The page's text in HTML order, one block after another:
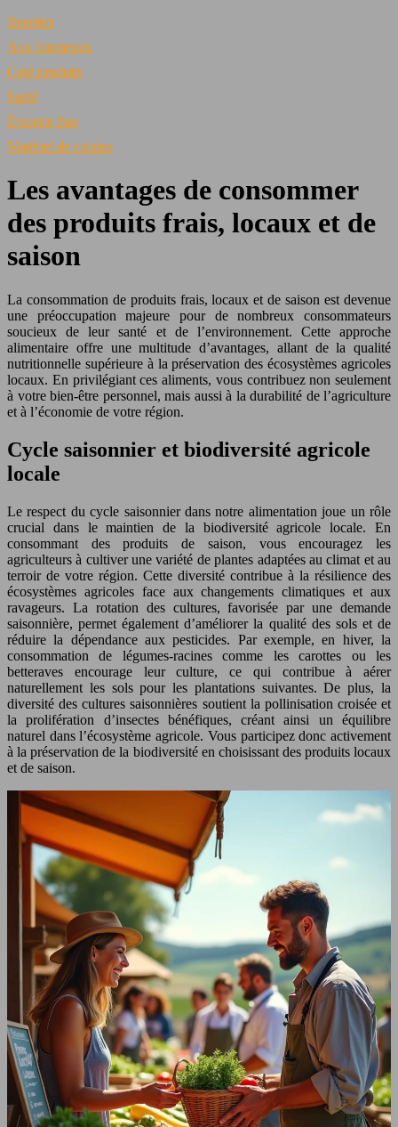
Recettes
Aux fourneaux
Coté produits
Santé
Épicerie fine
Matériel de cuisine
Les avantages de consommer
des produits frais, locaux et de
saison
La consommation de produits frais, locaux et de saison est devenue
une préoccupation majeure pour de nombreux consommateurs
soucieux de leur santé et de l’environnement. Cette approche
alimentaire offre une multitude d’avantages, allant de la qualité
nutritionnelle supérieure à la préservation des écosystèmes agricoles
locaux. En privilégiant ces aliments, vous contribuez non seulement
à votre bien-être personnel, mais aussi à la durabilité de l’agriculture
et à l’économie de votre région.
Cycle saisonnier et biodiversité agricole
locale
Le respect du cycle saisonnier dans notre alimentation joue un rôle
crucial dans le maintien de la biodiversité agricole locale. En
consommant des produits de saison, vous encouragez les
agriculteurs à cultiver une variété de plantes adaptées au climat et au
terroir de votre région. Cette diversité contribue à la résilience des
écosystèmes agricoles face aux changements climatiques et aux
ravageurs. La rotation des cultures, favorisée par une demande
saisonnière, permet également d’améliorer la qualité des sols et de
réduire la dépendance aux pesticides. Par exemple, en hiver, la
consommation de légumes-racines comme les carottes ou les
betteraves encourage leur culture, ce qui contribue à aérer
naturellement les sols pour les plantations suivantes. De plus, la
diversité des cultures saisonnières soutient la pollinisation croisée et
la prolifération d’insectes bénéfiques, créant ainsi un équilibre
naturel dans l’écosystème agricole. Vous participez donc activement
à la préservation de la biodiversité en choisissant des produits locaux
et de saison.